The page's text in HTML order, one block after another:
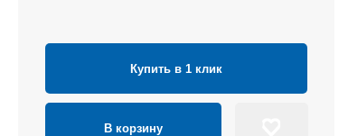
Купить в 1 клик
В корзину